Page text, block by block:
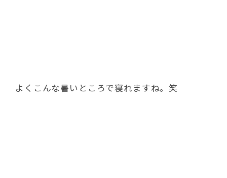
よくこんな暑いところで寝れますね。笑